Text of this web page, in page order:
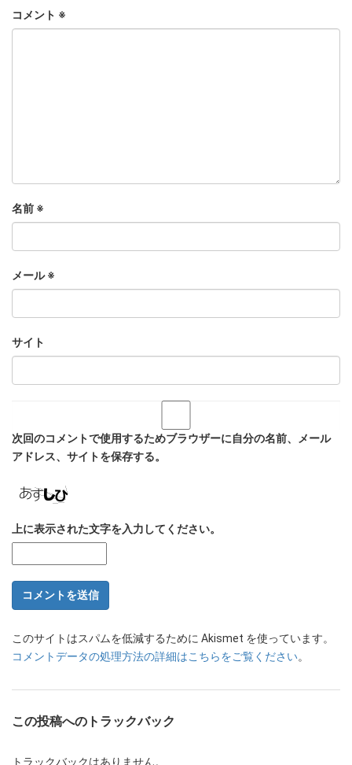
コメント ※
名前 ※
メール※
サイト
次回のコメントで使用するためブラウザーに自分の名前、メール
アドレス、サイトを保存する。
上に表示された文字を入力してください。
このサイトはスパムを低減するために Akismet を使っています。
コメントデータの処理方法の詳細はこちらをご覧ください。
この投稿へのトラックバック
トラックバックはありません。